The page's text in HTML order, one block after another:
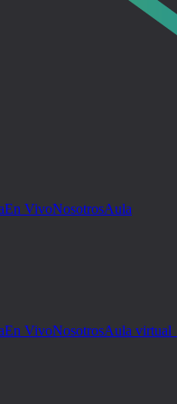
En VivoNosotrosAula
En VivoNosotrosAula